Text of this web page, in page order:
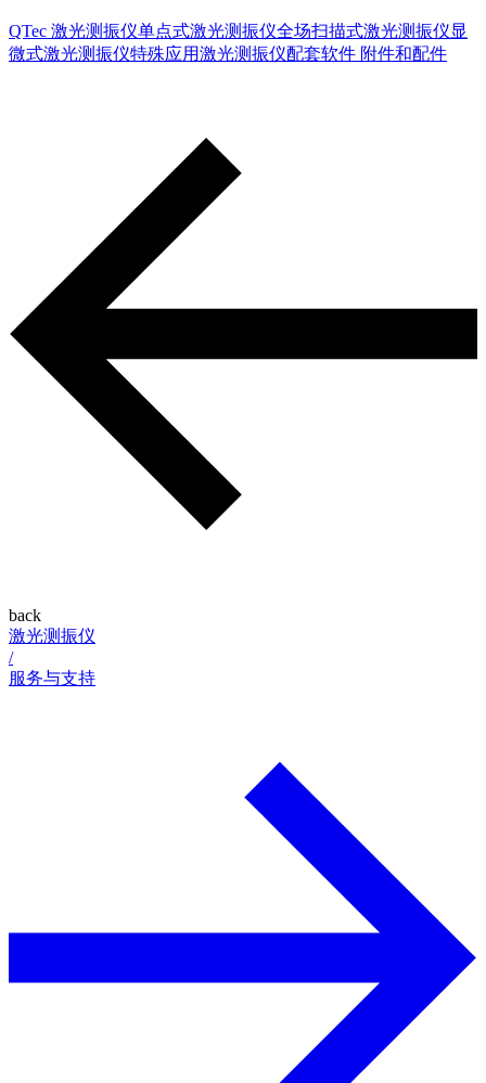
QTec 激光测振仪单点式激光测振仪全场扫描式激光测振仪显
微式激光测振仪特殊应用激光测振仪配套软件 附件和配件
back
激光测振仪
/
服务与支持